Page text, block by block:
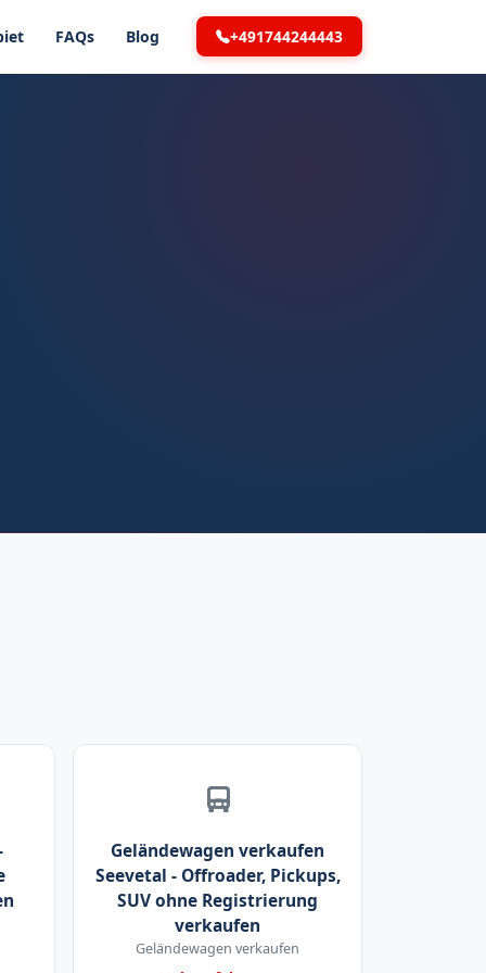
FAQs Blog +491744244443
Geländewagen verkaufen
Seevetal - Offroader, Pickups,
SUV ohne Registrierung
verkaufen
Geländewagen verkaufen